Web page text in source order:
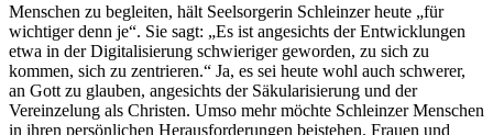
Menschen zu begleiten, hält Seelsorgerin Schleinzer heute „für
wichtiger denn je“. Sie sagt: „Es ist angesichts der Entwicklungen
etwa in der Digitalisierung schwieriger geworden, zu sich zu
kommen, sich zu zentrieren.“ Ja, es sei heute wohl auch schwerer,
an Gott zu glauben, angesichts der Säkularisierung und der
Vereinzelung als Christen. Umso mehr möchte Schleinzer Menschen
in ihren persönlichen Herausforderungen beistehen. Frauen und